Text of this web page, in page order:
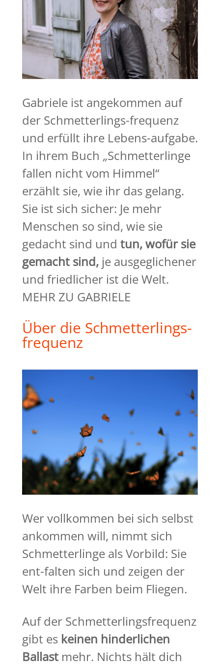
Gabriele ist angekommen auf
der Schmetterlings-frequenz
und erfüllt ihre Lebens-aufgabe.
In ihrem Buch „Schmetterlinge
fallen nicht vom Himmel“
erzählt sie, wie ihr das gelang.
Sie ist sich sicher: Je mehr
Menschen so sind, wie sie
gedacht sind und tun, wofür sie
gemacht sind,je ausgeglichener
und friedlicher ist die Welt.
MEHR ZU GABRIELE
Über die Schmetterlings-
frequenz
Wer vollkommen bei sich selbst
ankommen will, nimmt sich
Schmetterlinge als Vorbild: Sie
ent-falten sich und zeigen der
Welt ihre Farben beim Fliegen.
Auf der Schmetterlingsfrequenz
gibt es keinen hinderlichen
Ballastmehr. Nichts hält dich